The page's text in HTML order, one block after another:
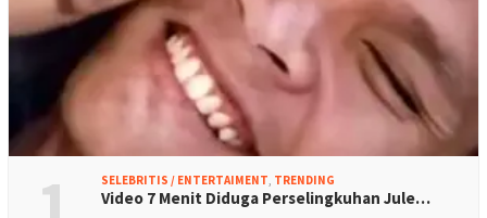
SELEBRITIS / ENTERTAIMENT, TRENDING
Video 7 Menit Diduga Perselingkuhan Jule…